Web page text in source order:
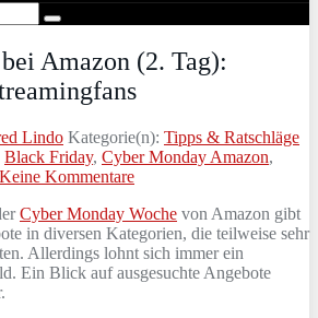
Amazon (2. Tag):
Lindo Kategorie(n): Tipps & Ratschläge
Black Friday, Cyber Monday Amazon,
Keine Kommentare
Cyber Monday Woche von Amazon gibt
in diversen Kategorien, die teilweise sehr
Allerdings lohnt sich immer ein
Ein Blick auf ausgesuchte Angebote